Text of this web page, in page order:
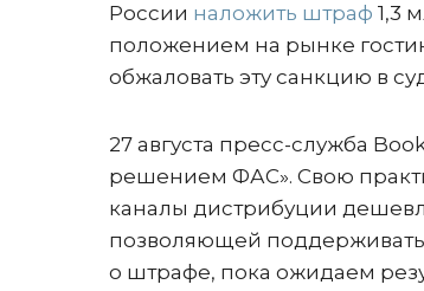
России наложить штраф 1,3
положением на рынке
обжаловать эту санкцию в
27 августа пресс-служба
решением ФАС». Свою
каналы дистрибуции
позволяющей
о штрафе, пока ожидаем